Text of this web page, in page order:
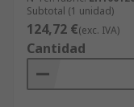
Recuerde también
cantidades y
beneficiarse de
Subtotal (1 unidad)
124,72 €(exc. IVA)
Cantidad